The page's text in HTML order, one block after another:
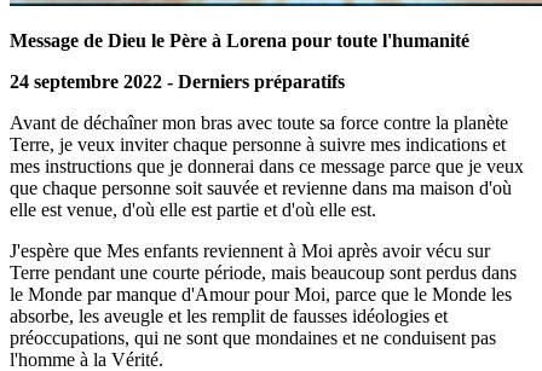
Message de Dieu le Père à Lorena pour toute l'humanité
24 septembre 2022 - Derniers préparatifs
Avant de déchaîner mon bras avec toute sa force contre la planète
Terre, je veux inviter chaque personne à suivre mes indications et
mes instructions que je donnerai dans ce message parce que je veux
que chaque personne soit sauvée et revienne dans ma maison d'où
elle est venue, d'où elle est partie et d'où elle est.
J'espère que Mes enfants reviennent à Moi après avoir vécu sur
Terre pendant une courte période, mais beaucoup sont perdus dans
le Monde par manque d'Amour pour Moi, parce que le Monde les
absorbe, les aveugle et les remplit de fausses idéologies et
préoccupations, qui ne sont que mondaines et ne conduisent pas
l'homme à la Vérité.